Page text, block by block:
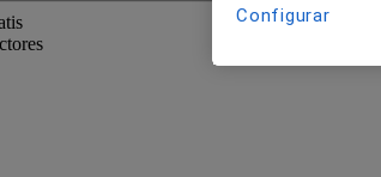
Configurar